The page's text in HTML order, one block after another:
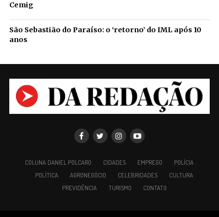
Cemig
São Sebastião do Paraíso: o ‘retorno’ do IML após 10
anos
COLUNA DANIEL POLCARO CIDADES EMPREGO
POLÍCIA
POLÍTICA
AGRONEGÓCIO CELEBRIDADES
CULTURA
PREVIDÊNCIA
TURISMO CONTATO